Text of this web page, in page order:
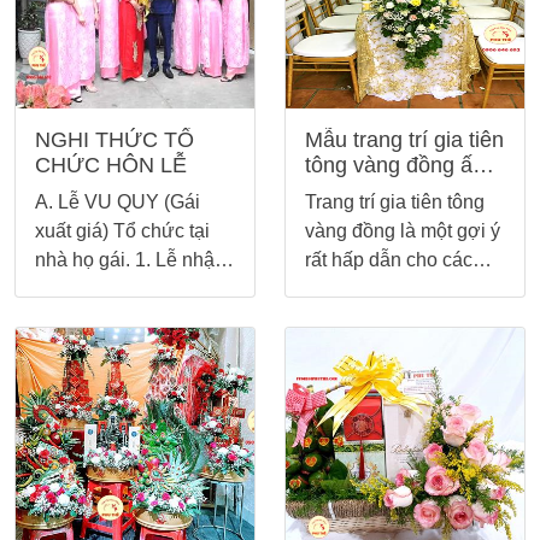
rước dâu,…
tới nhà gái. Bài viết
dưới đây, Phi Điệp
wedding xin chia sẻ
đến bạn một số mâm
quả cưới hỏi đẹp để
bạn tham khảo.
NGHI THỨC TỔ
CHỨC HÔN LỄ
A. Lễ VU QUY (Gái
xuất giá) Tổ chức tại
nhà họ gái. 1. Lễ nhập
xin vào. 2. Lễ trình sính
lễ : Gồm đôi đèn, cặp
rượu, trà, mâm trầu cau
và các quả bánh, trái
cây. 3. Lễ bái gia tiên
(Lễ lên đèn, lễ bái Từ
Ðường): Người điều
Mẫu trang trí gia tiên
tông vàng đồng ấn
tượng nhất
Trang trí gia tiên tông
vàng đồng là một gợi ý
rất hấp dẫn cho các
hữu không gian tiệc
cưới sang trọng, đẳng
cấp.